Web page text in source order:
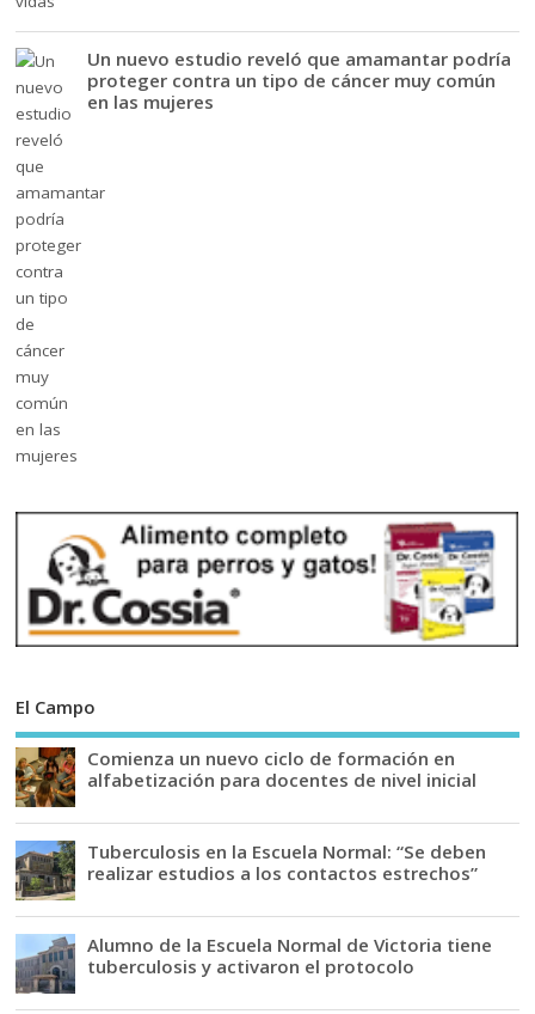
Un nuevo estudio reveló que amamantar podría
proteger contra un tipo de cáncer muy común
en las mujeres
El Campo
Comienza un nuevo ciclo de formación en
alfabetización para docentes de nivel inicial
Tuberculosis en la Escuela Normal: “Se deben
realizar estudios a los contactos estrechos”
Alumno de la Escuela Normal de Victoria tiene
tuberculosis y activaron el protocolo